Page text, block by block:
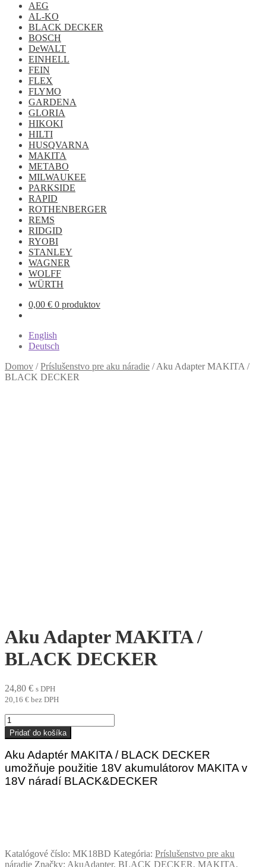
AEG
AL-KO
BLACK DECKER
BOSCH
DeWALT
EINHELL
FEIN
FLEX
FLYMO
GARDENA
GLORIA
HIKOKI
HILTI
HUSQVARNA
MAKITA
METABO
MILWAUKEE
PARKSIDE
RAPID
ROTHENBERGER
REMS
RIDGID
RYOBI
STANLEY
WAGNER
WOLFF
WÜRTH
0,00 € 0 produktov
English
Deutsch
Domov /Príslušenstvo pre aku náradie /Aku Adapter MAKITA /
BLACK DECKER
Aku Adapter MAKITA /
BLACK DECKER
24,80 € s DPH
20,16 € bez DPH
množstvo
Aku
Adapter
MAKITA
/
BLACK
DECKER
Pridať do košíka
Aku Adaptér MAKITA / BLACK DECKER
umožňuje použitie 18V akumulátorov MAKITA v
18V náradí BLACK&DECKER
Katalógové číslo: MK18BD Kategória: Príslušenstvo pre aku
náradie Značky: AkuAdapter, BLACK DECKER, MAKITA,